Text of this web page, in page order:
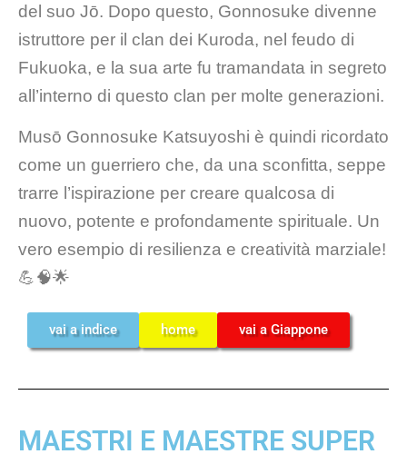
del suo Jō. Dopo questo, Gonnosuke divenne
istruttore per il clan dei Kuroda, nel feudo di
Fukuoka, e la sua arte fu tramandata in segreto
all’interno di questo clan per molte generazioni.
Musō Gonnosuke Katsuyoshi è quindi ricordato
come un guerriero che, da una sconfitta, seppe
trarre l’ispirazione per creare qualcosa di
nuovo, potente e profondamente spirituale. Un
vero esempio di resilienza e creatività marziale!
💪🧠🌟
vai a indice home vai a Giappone
MAESTRI E MAESTRE SUPER